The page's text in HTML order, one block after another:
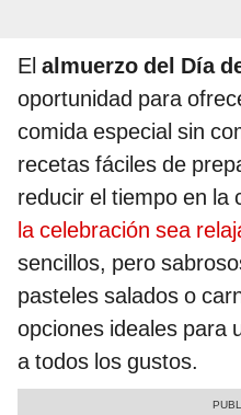
El almuerzo del Día
oportunidad para
comida especial sin
recetas fáciles de
reducir el tiempo en la
la celebración sea
sencillos, pero
pasteles salados o
opciones ideales para
a todos los gustos.